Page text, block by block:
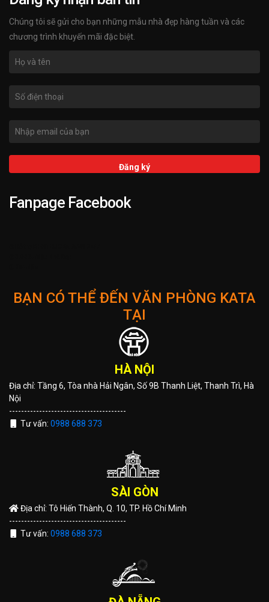
Chúng tôi sẽ gửi cho bạn những mẫu nhà đẹp hàng tuần và các
chương trình khuyến mãi đặc biệt.
Fanpage Facebook
BẠN CÓ THỂ ĐẾN VĂN PHÒNG KATA
TẠI
HÀ NỘI
Địa chỉ: Tầng 6, Tòa nhà Hải Ngân, Số 9B Thanh Liệt, Thanh Trì, Hà
Nội
---------------------------------------
Tư vấn: 0988 688 373
SÀI GÒN
Địa chỉ: Tô Hiến Thành, Q. 10, TP. Hồ Chí Minh
---------------------------------------
Tư vấn: 0988 688 373